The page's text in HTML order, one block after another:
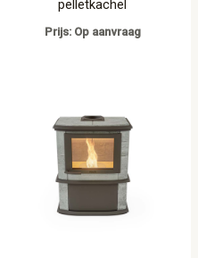
pelletkachel
Prijs: Op aanvraag